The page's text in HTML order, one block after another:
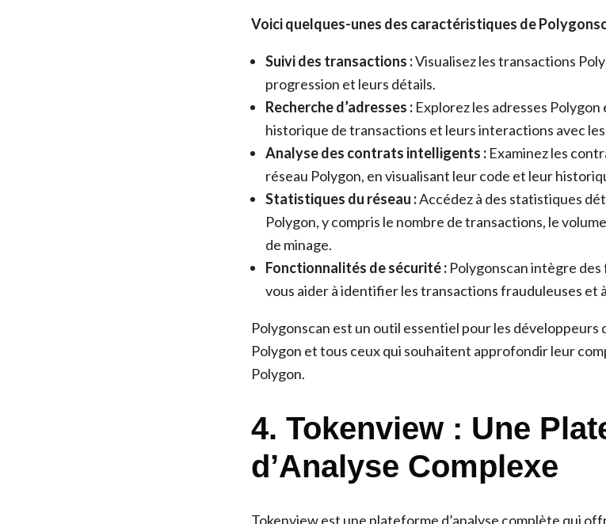
Voici quelques-unes des caractéristiques de
Suivi des transactions :Visualisez les transactions
progression et leurs détails.
Recherche d’adresses : Explorez les adresses
historique de transactions et leurs interactions avec
Analyse des contrats intelligents : Examinez les
réseau Polygon, en visualisant leur code et leur
Statistiques du réseau :Accédez à des statistiques
Polygon, y compris le nombre de transactions, le
de minage.
Fonctionnalités de sécurité : Polygonscan intègre
vous aider à identifier les transactions frauduleuses et
Polygonscan est un outil essentiel pour les développeurs
Polygon et tous ceux qui souhaitent approfondir leur
Polygon.
4. Tokenview : Une
d’Analyse Complexe
Tokenview est une plateforme d’analyse complète qui